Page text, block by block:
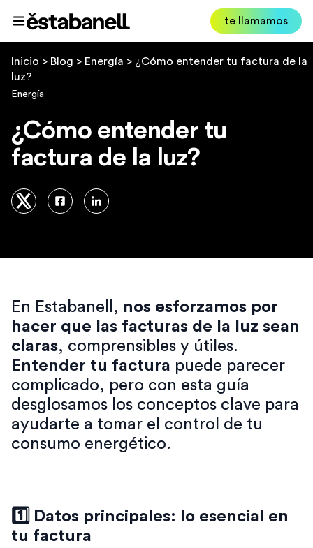
Abrir menú
Estabanell te llamamos
Inicio > Blog > Energía > ¿Cómo entender tu factura de la
luz?
Energía
¿Cómo entender tu
factura de la luz?
En Estabanell, nos esforzamos por
hacer que las facturas de la luz sean
claras, comprensibles y útiles.
Entender tu factura puede parecer
complicado, pero con esta guía
desglosamos los conceptos clave para
ayudarte a tomar el control de tu
consumo energético.
1️⃣ Datos principales: lo esencial en
tu factura